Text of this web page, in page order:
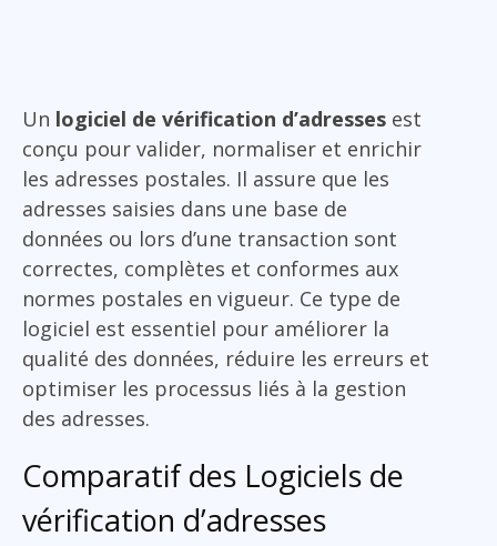
Un logiciel de vérification d’adresses est
conçu pour valider, normaliser et enrichir
les adresses postales. Il assure que les
adresses saisies dans une base de
données ou lors d’une transaction sont
correctes, complètes et conformes aux
normes postales en vigueur. Ce type de
logiciel est essentiel pour améliorer la
qualité des données, réduire les erreurs et
optimiser les processus liés à la gestion
des adresses.
Comparatif des Logiciels de
vérification d’adresses